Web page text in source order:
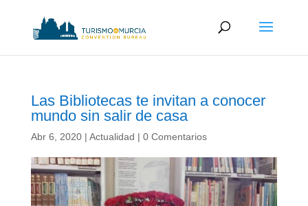
Las Bibliotecas te invitan a conocer
mundo sin salir de casa
Abr 6, 2020| Actualidad | 0 Comentarios